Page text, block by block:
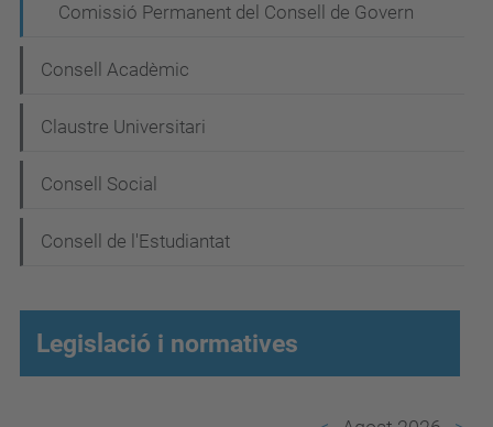
e
a
c
ó
Comissió Permanent del Consell de Govern
Consell Acadèmic
Claustre Universitari
Consell Social
Consell de l'Estudiantat
Legislació i normatives